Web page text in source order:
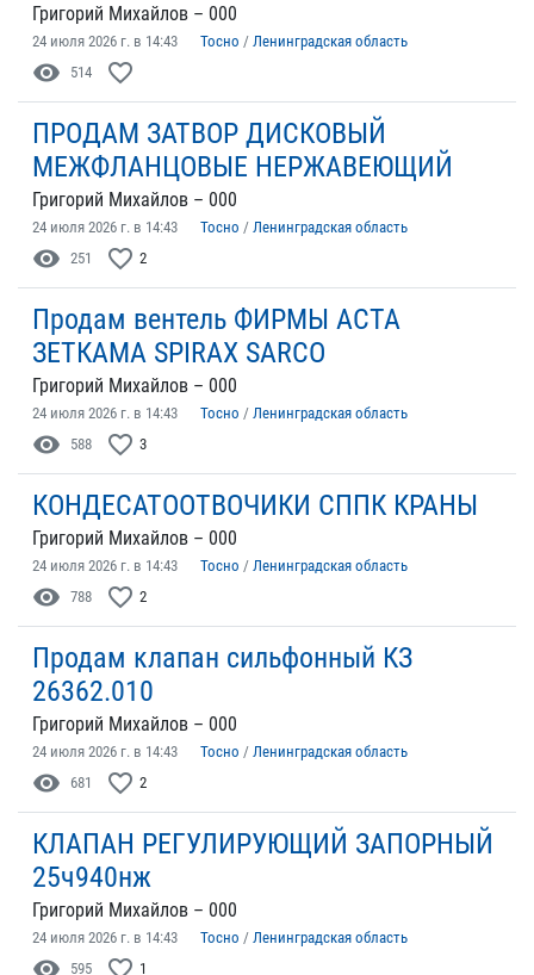
Григорий Михайлов – 000
24 июля 2026 г. в 14:43 Тосно / Ленинградская область
visibility 514 favorite_border
ПРОДАМ ЗАТВОР ДИСКОВЫЙ
МЕЖФЛАНЦОВЫЕ НЕРЖАВЕЮЩИЙ
Григорий Михайлов – 000
24 июля 2026 г. в 14:43 Тосно / Ленинградская область
visibility 251 favorite_border 2
Продам вентель ФИРМЫ АСТА
ЗЕТКАМА SPIRAX SARCO
Григорий Михайлов – 000
24 июля 2026 г. в 14:43 Тосно / Ленинградская область
visibility 588 favorite_border 3
КОНДЕСАТООТВОЧИКИ СППК КРАНЫ
Григорий Михайлов – 000
24 июля 2026 г. в 14:43 Тосно / Ленинградская область
visibility 788 favorite_border 2
Продам клапан сильфонный КЗ
26362.010
Григорий Михайлов – 000
24 июля 2026 г. в 14:43 Тосно / Ленинградская область
visibility 681 favorite_border 2
КЛАПАН РЕГУЛИРУЮЩИЙ ЗАПОРНЫЙ
25ч940нж
Григорий Михайлов – 000
24 июля 2026 г. в 14:43 Тосно / Ленинградская область
visibility 595 favorite_border 1